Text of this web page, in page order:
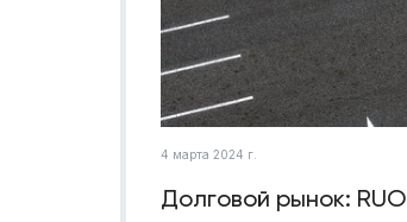
4 марта 2024 г.
Долговой рынок: